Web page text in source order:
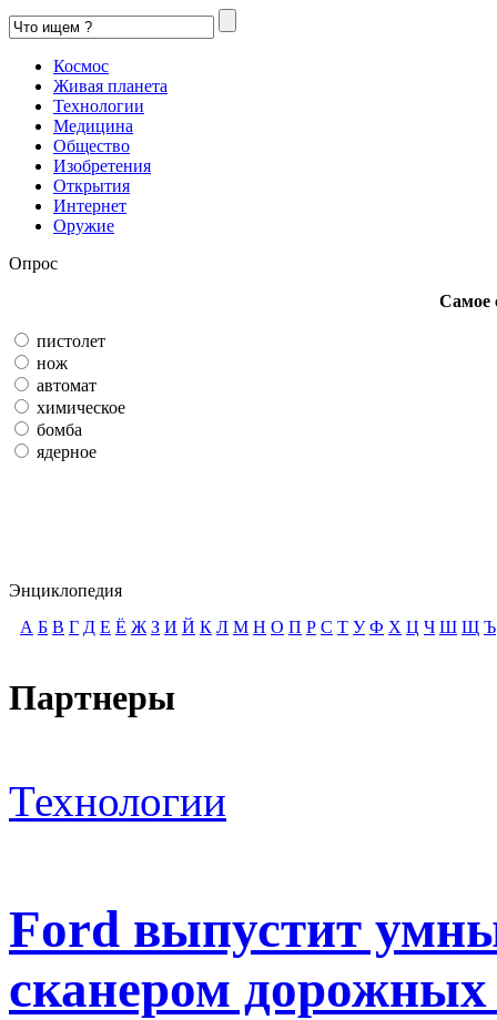
Космос
Живая планета
Технологии
Медицина
Общество
Изобретения
Открытия
Интернет
Оружие
Опрос
Самое
пистолет
нож
автомат
химическое
бомба
ядерное
Энциклопедия
А Б В Г Д Е Ё Ж З И Й К Л М Н О П Р С Т У Ф Х Ц Ч Ш Щ Ъ
Партнеры
Технологии
Ford выпустит
сканером дорожных